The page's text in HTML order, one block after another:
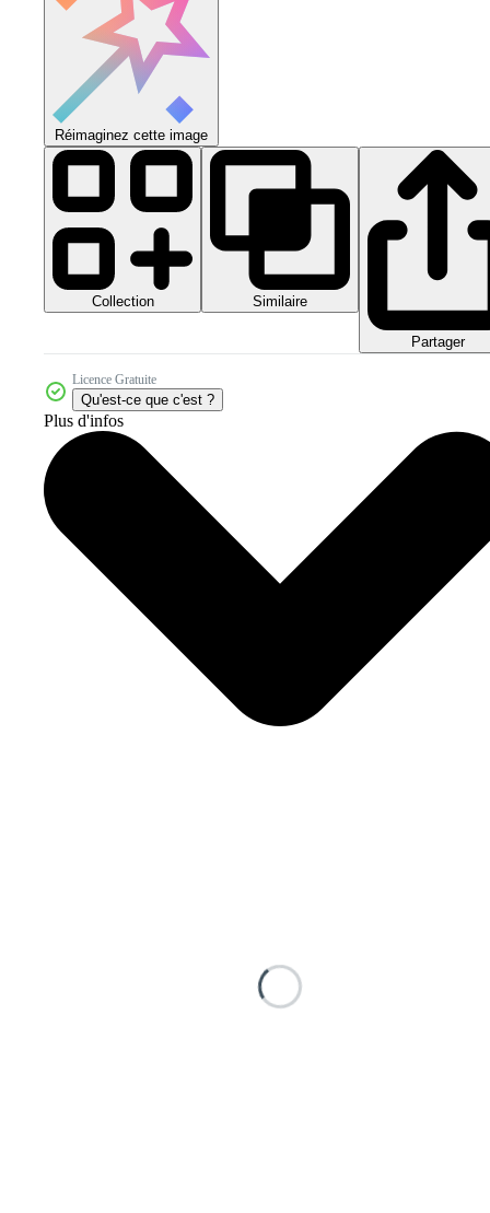
Réimaginez cette image
Collection Similaire
Partager
Licence Gratuite
Qu'est-ce que c'est ?
Plus d'infos